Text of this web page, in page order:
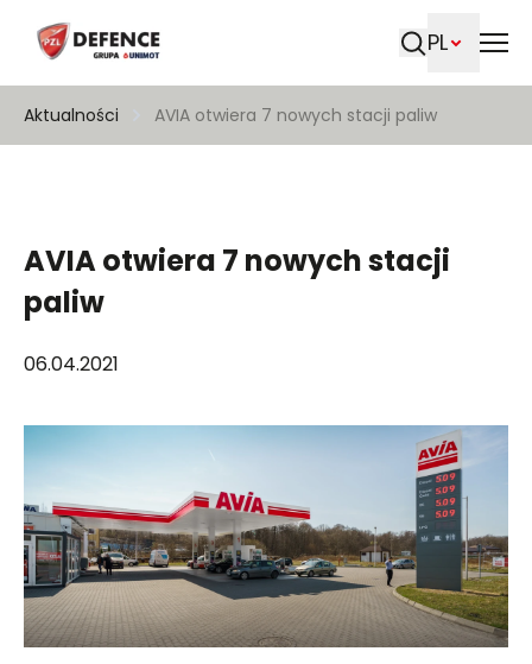
PL
Aktualności AVIA otwiera 7 nowych stacji paliw
AVIA otwiera 7 nowych stacji
paliw
06.04.2021